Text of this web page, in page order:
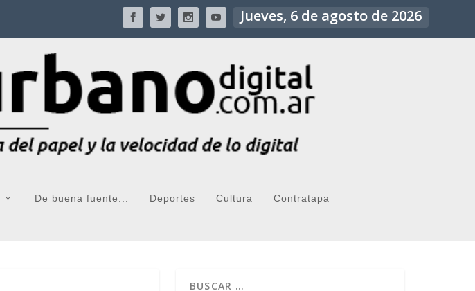
Jueves, 6 de agosto de 2026
De buena fuente... Deportes Cultura Contratapa